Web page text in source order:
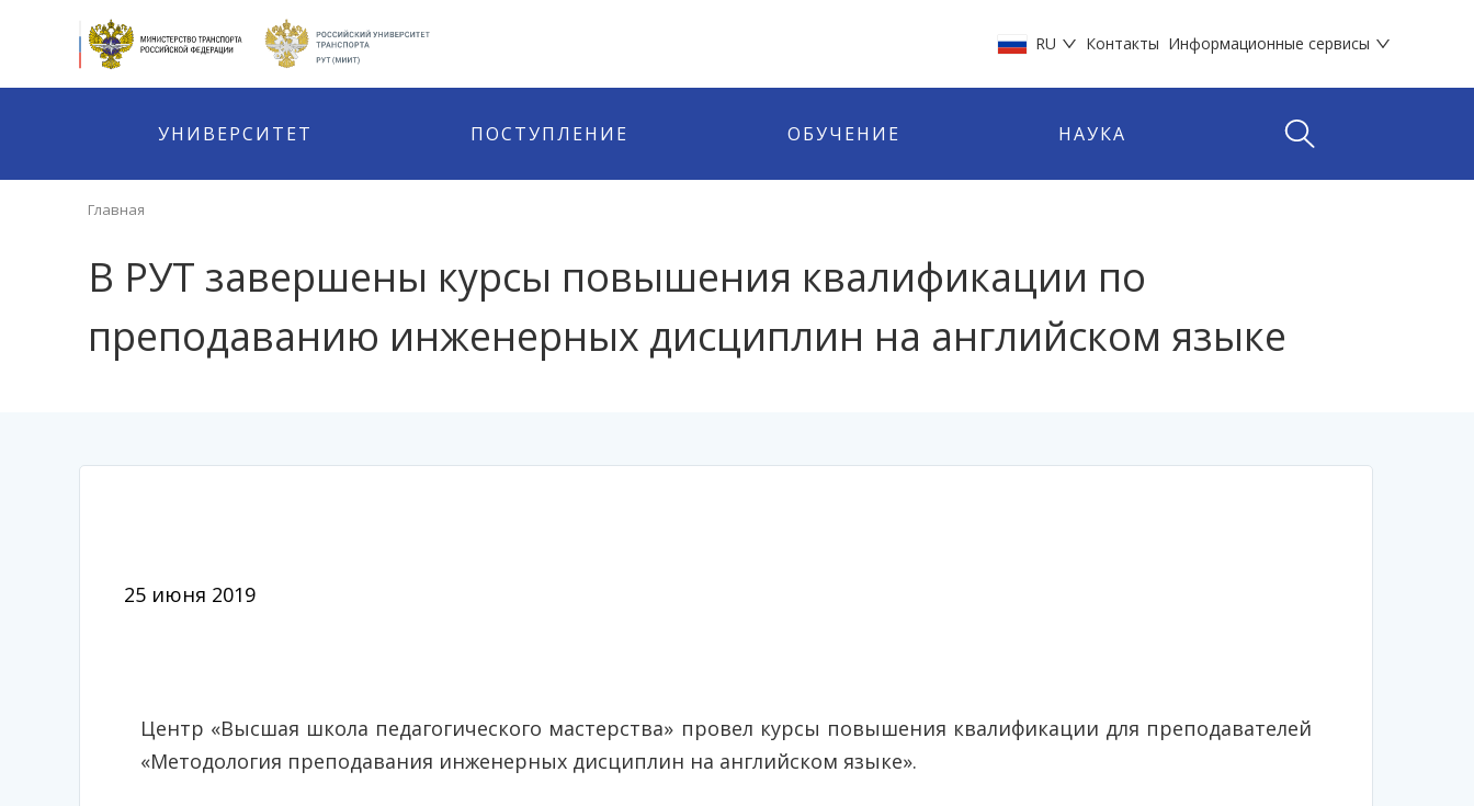
RU Контакты Информационные сервисы
УНИВЕРСИТЕТ ПОСТУПЛЕНИЕ ОБУЧЕНИЕ НАУКА
Главная
В РУТ завершены курсы повышения квалификации по
преподаванию инженерных дисциплин на английском языке
25 июня 2019
Центр «Высшая школа педагогического мастерства» провел курсы повышения квалификации для преподавателей
«Методология преподавания инженерных дисциплин на английском языке».